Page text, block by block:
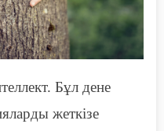
Бұл дене
жеткізе